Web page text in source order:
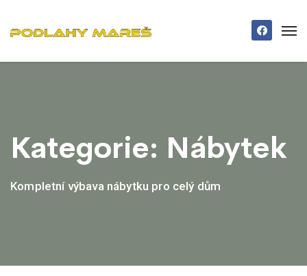
Kategorie: Nábytek
Kompletní výbava nábytku pro celý dům